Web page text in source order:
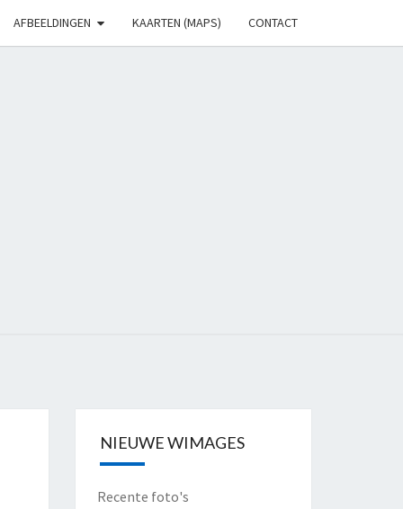
AFBEELDINGEN KAARTEN (MAPS) CONTACT
NIEUWE WIMAGES
Recente foto's